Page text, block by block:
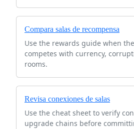
Compara salas de recompensa
Use the rewards guide when
competes with currency,
rooms.
Revisa conexiones de salas
Use the cheat sheet to verify
upgrade chains before